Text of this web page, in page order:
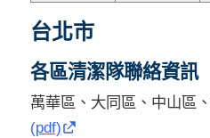
台北市
各區清潔隊聯絡資訊
萬華區、大同區、中山區
(pdf)